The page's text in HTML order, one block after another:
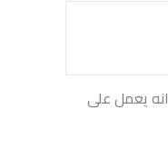
يعمل على